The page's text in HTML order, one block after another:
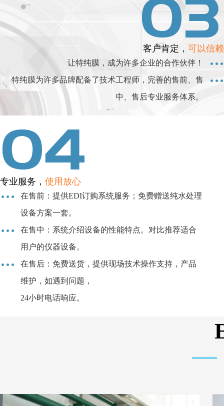
客户肯定， 可以信赖
让特纯膜，成为许多企业的合作伙伴！
特纯膜为许多品牌配备了技术工程师，完善的售前、售
中、售后专业服务体系。
专业服务， 使用放心
在售前：提供EDI订购系统服务；免费赠送纯水处理
设备方案一套。
在售中：系统介绍设备的性能特点。对比推荐适合
用户的仪器设备。
在售后：免费送货，提供现场技术操作支持，产品
维护，如遇到问题，
24小时电话响应。